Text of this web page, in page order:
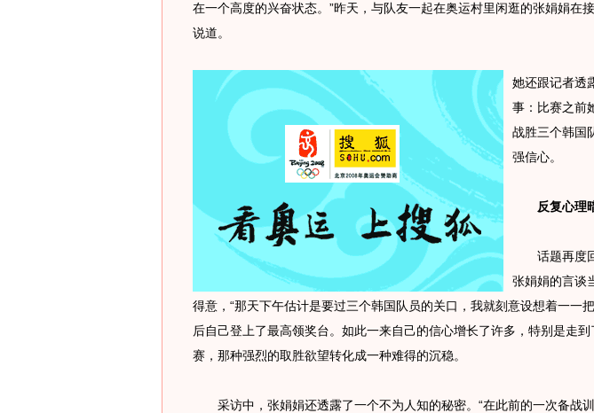
在一个高度的兴奋状态。”昨天，与队友一起在奥运村里闲逛的张娟娟在
说道。
她还跟记者透
事：比赛之前
战胜三个韩国
强信心。
反复心理
话题再度回
张娟娟的言谈
得意，“那天下午估计是要过三个韩国队员的关口，我就刻意设想着一一
后自己登上了最高领奖台。如此一来自己的信心增长了许多，特别是走到
赛，那种强烈的取胜欲望转化成一种难得的沉稳。
采访中，张娟娟还透露了一个不为人知的秘密。“在此前的一次备战